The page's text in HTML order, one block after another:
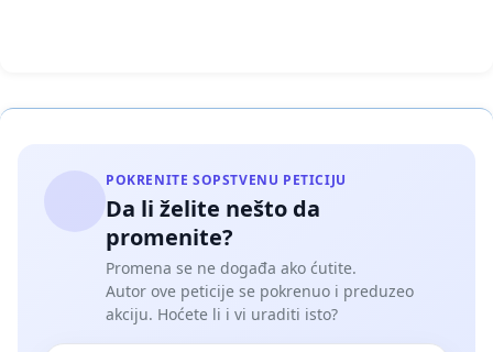
POKRENITE SOPSTVENU PETICIJU
Da li želite nešto da
promenite?
Promena se ne događa ako ćutite.
Autor ove peticije se pokrenuo i preduzeo
akciju. Hoćete li i vi uraditi isto?